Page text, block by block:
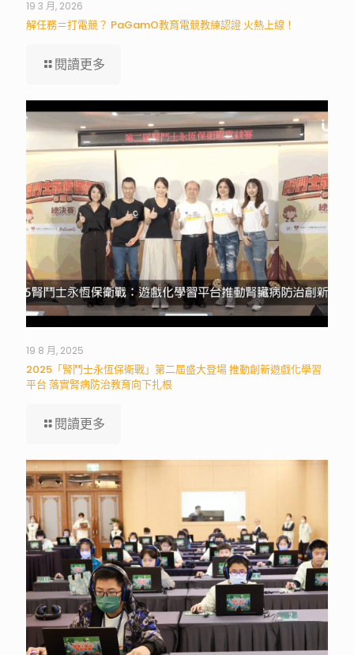
19 3 月, 2026
解任務＝打電競？ PaGamO教育電競教練認證 火熱上線！
閱讀更多
19 8 月, 2025
2025「腎鬥士永恆保衛戰」第二屆盛大登場 推動創新遊戲化學習
平台 落實腎病防治教育向下扎根
閱讀更多